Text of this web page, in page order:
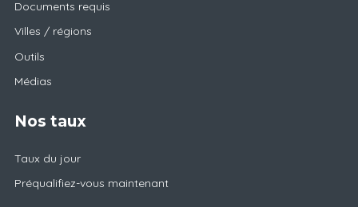
Documents requis
Villes / régions
Outils
Médias
Nos taux
Taux du jour
Préqualifiez-vous maintenant